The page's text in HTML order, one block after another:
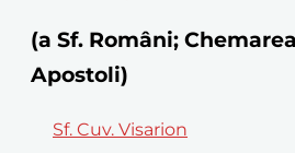
(a Sf. Români;
Apostoli)
Sf. Cuv. Visarion